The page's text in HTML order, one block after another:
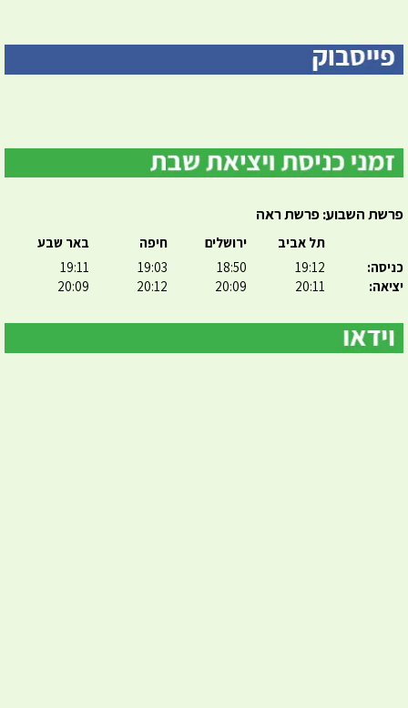
פרשת השבוע: פרשת ראה
כניסה:
יציאה:
תל אביב
19:12
20:11
ירושלים
18:50
20:09
חיפה
19:03
20:12
באר שבע
19:11
20:09